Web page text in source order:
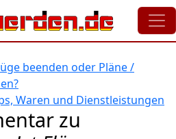
beenden oder Pläne /
Waren und Dienstleistungen
zu